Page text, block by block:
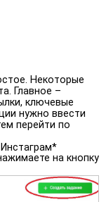
Некоторые
Главное –
ключевые
нужно ввести
перейти по
на кнопку